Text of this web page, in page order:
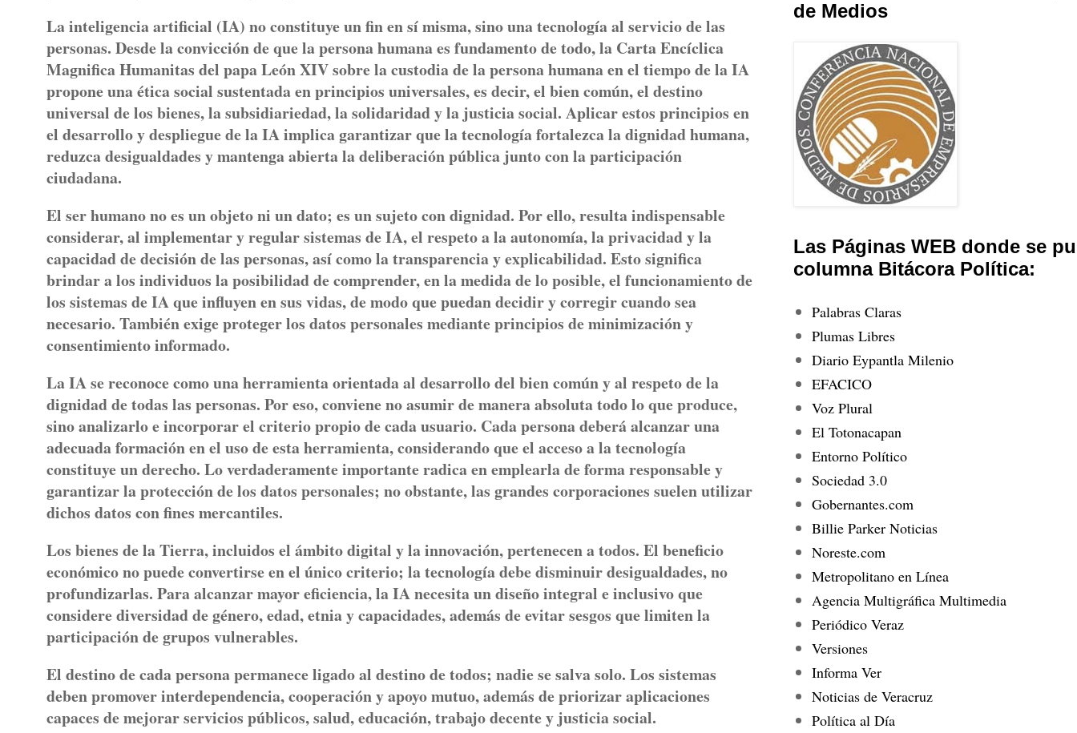
La inteligencia artificial (IA) no constituye un fin en sí misma, sino una tecnología al servicio de las
personas. Desde la convicción de que la persona humana es fundamento de todo, la Carta Encíclica
Magnifica Humanitas del papa León XIV sobre la custodia de la persona humana en el tiempo de la IA
propone una ética social sustentada en principios universales, es decir, el bien común, el destino
universal de los bienes, la subsidiariedad, la solidaridad y la justicia social. Aplicar estos principios en
el desarrollo y despliegue de la IA implica garantizar que la tecnología fortalezca la dignidad humana,
reduzca desigualdades y mantenga abierta la deliberación pública junto con la participación
ciudadana.
El ser humano no es un objeto ni un dato; es un sujeto con dignidad. Por ello, resulta indispensable
considerar, al implementar y regular sistemas de IA, el respeto a la autonomía, la privacidad y la
capacidad de decisión de las personas, así como la transparencia y explicabilidad. Esto significa
brindar a los individuos la posibilidad de comprender, en la medida de lo posible, el funcionamiento de
los sistemas de IA que influyen en sus vidas, de modo que puedan decidir y corregir cuando sea
necesario. También exige proteger los datos personales mediante principios de minimización y
consentimiento informado.
La IA se reconoce como una herramienta orientada al desarrollo del bien común y al respeto de la
dignidad de todas las personas. Por eso, conviene no asumir de manera absoluta todo lo que produce,
sino analizarlo e incorporar el criterio propio de cada usuario. Cada persona deberá alcanzar una
adecuada formación en el uso de esta herramienta, considerando que el acceso a la tecnología
constituye un derecho. Lo verdaderamente importante radica en emplearla de forma responsable y
garantizar la protección de los datos personales; no obstante, las grandes corporaciones suelen utilizar
dichos datos con fines mercantiles.
Los bienes de la Tierra, incluidos el ámbito digital y la innovación, pertenecen a todos. El beneficio
económico no puede convertirse en el único criterio; la tecnología debe disminuir desigualdades, no
profundizarlas. Para alcanzar mayor eficiencia, la IA necesita un diseño integral e inclusivo que
considere diversidad de género, edad, etnia y capacidades, además de evitar sesgos que limiten la
participación de grupos vulnerables.
El destino de cada persona permanece ligado al destino de todos; nadie se salva solo. Los sistemas
deben promover interdependencia, cooperación y apoyo mutuo, además de priorizar aplicaciones
capaces de mejorar servicios públicos, salud, educación, trabajo decente y justicia social.
de Medios
Las Páginas WEB donde se
columna Bitácora Política:
Palabras Claras
Plumas Libres
Diario Eypantla Milenio
EFACICO
Voz Plural
El Totonacapan
Entorno Político
Sociedad 3.0
Gobernantes.com
Billie Parker Noticias
Noreste.com
Metropolitano en Línea
Agencia Multigráfica Multimedia
Periódico Veraz
Versiones
Informa Ver
Noticias de Veracruz
Política al Día